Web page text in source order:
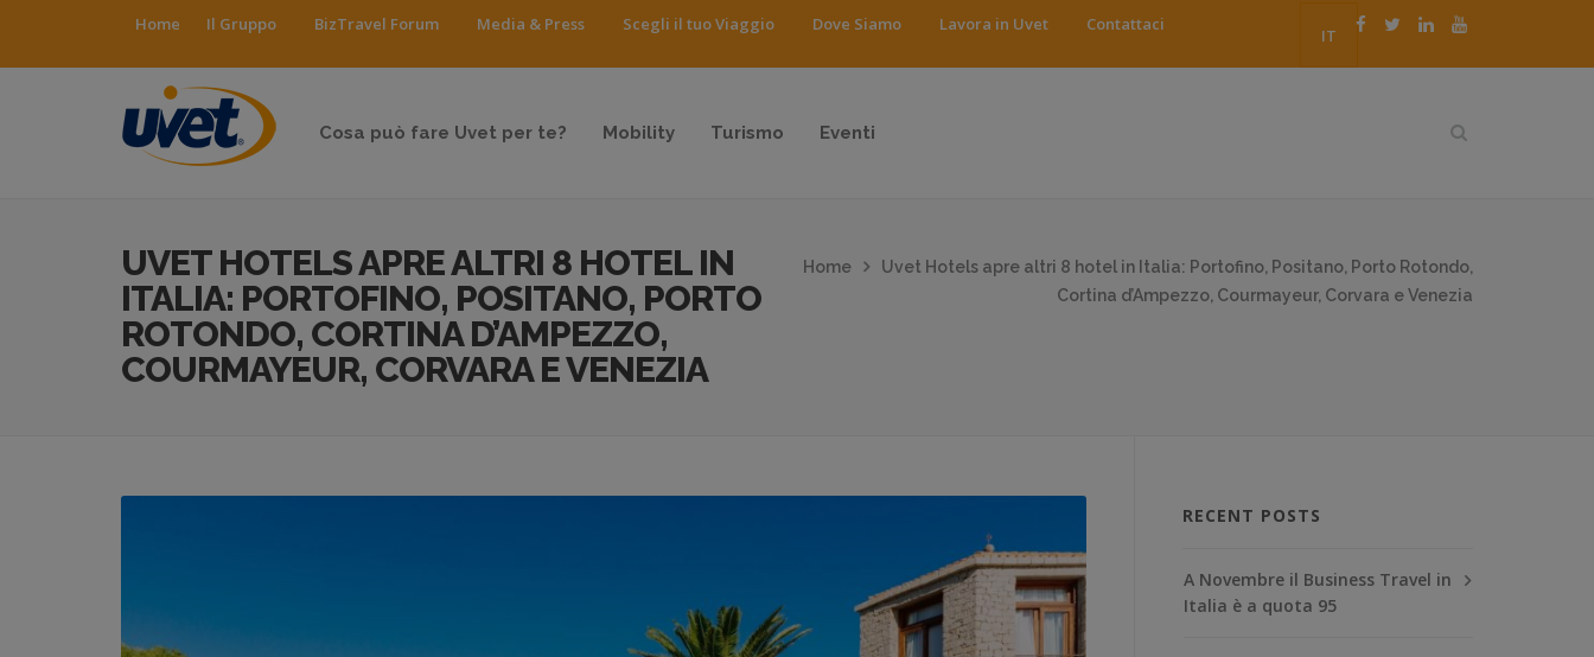
IT
Home Il Gruppo BizTravel Forum Media & Press Scegli il tuo Viaggio Dove Siamo Lavora in Uvet Contattaci
Cosa può fare Uvet per te? Mobility Turismo Eventi
UVET HOTELS APRE ALTRI 8 HOTEL IN
ITALIA: PORTOFINO, POSITANO, PORTO
ROTONDO, CORTINA D’AMPEZZO,
COURMAYEUR, CORVARA E VENEZIA
Home
Uvet Hotels apre altri 8 hotel in Italia: Portofino, Positano, Porto Rotondo,
Cortina d’Ampezzo, Courmayeur, Corvara e Venezia
RECENT POSTS
A Novembre il Business Travel in
Italia è a quota 95